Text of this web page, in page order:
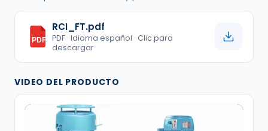
PDF
RCI_FT.pdf
PDF · Idioma español · Clic para
descargar
VIDEO DEL PRODUCTO